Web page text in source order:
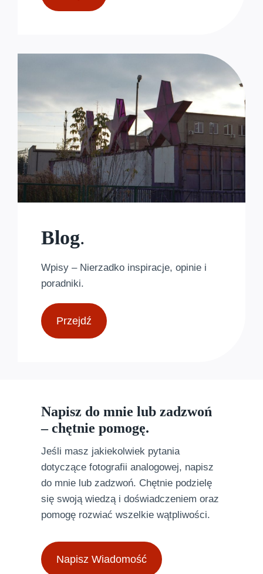
Blog.
Wpisy – Nierzadko inspiracje, opinie i
poradniki.
Przejdź
Napisz do mnie lub zadzwoń
– chętnie pomogę.
Jeśli masz jakiekolwiek pytania
dotyczące fotografii analogowej, napisz
do mnie lub zadzwoń. Chętnie podzielę
się swoją wiedzą i doświadczeniem oraz
pomogę rozwiać wszelkie wątpliwości.
Napisz Wiadomość